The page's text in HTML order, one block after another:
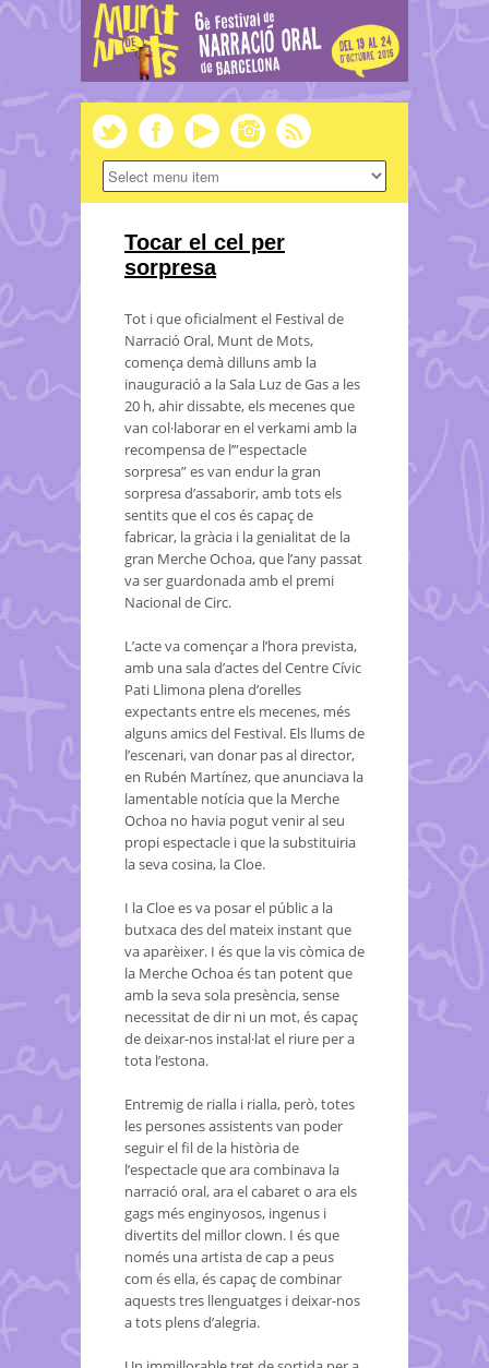
Tocar el cel per
sorpresa
Tot i que oficialment el Festival de
Narració Oral, Munt de Mots,
comença demà dilluns amb la
inauguració a la Sala Luz de Gas a les
20 h, ahir dissabte, els mecenes que
van col·laborar en el verkami amb la
recompensa de l’”espectacle
sorpresa” es van endur la gran
sorpresa d’assaborir, amb tots els
sentits que el cos és capaç de
fabricar, la gràcia i la genialitat de la
gran Merche Ochoa, que l’any passat
va ser guardonada amb el premi
Nacional de Circ.
L’acte va començar a l’hora prevista,
amb una sala d’actes del Centre Cívic
Pati Llimona plena d’orelles
expectants entre els mecenes, més
alguns amics del Festival. Els llums de
l’escenari, van donar pas al director,
en Rubén Martínez, que anunciava la
lamentable notícia que la Merche
Ochoa no havia pogut venir al seu
propi espectacle i que la substituiria
la seva cosina, la Cloe.
I la Cloe es va posar el públic a la
butxaca des del mateix instant que
va aparèixer. I és que la vis còmica de
la Merche Ochoa és tan potent que
amb la seva sola presència, sense
necessitat de dir ni un mot, és capaç
de deixar-nos instal·lat el riure per a
tota l’estona.
Entremig de rialla i rialla, però, totes
les persones assistents van poder
seguir el fil de la història de
l’espectacle que ara combinava la
narració oral, ara el cabaret o ara els
gags més enginyosos, ingenus i
divertits del millor clown. I és que
només una artista de cap a peus
com és ella, és capaç de combinar
aquests tres llenguatges i deixar-nos
a tots plens d’alegria.